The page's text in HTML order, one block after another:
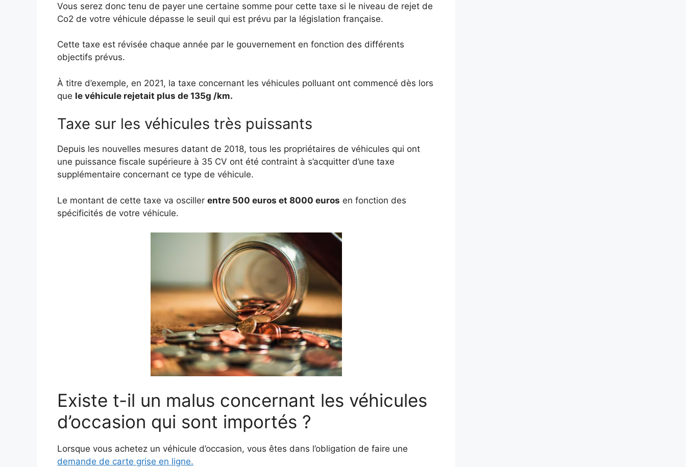
Vous serez donc tenu de payer une certaine somme pour cette taxe si le niveau de rejet de
Co2 de votre véhicule dépasse le seuil qui est prévu par la législation française.
Cette taxe est révisée chaque année par le gouvernement en fonction des différents
objectifs prévus.
À titre d’exemple, en 2021, la taxe concernant les véhicules polluant ont commencé dès lors
que le véhicule rejetait plus de 135g /km.
Taxe sur les véhicules très puissants
Depuis les nouvelles mesures datant de 2018, tous les propriétaires de véhicules qui ont
une puissance fiscale supérieure à 35 CV ont été contraint à s’acquitter d’une taxe
supplémentaire concernant ce type de véhicule.
Le montant de cette taxe va osciller entre 500 euros et 8000 euros en fonction des
spécificités de votre véhicule.
Existe t-il un malus concernant les véhicules
d’occasion qui sont importés ?
Lorsque vous achetez un véhicule d’occasion, vous êtes dans l’obligation de faire une
demande de carte grise en ligne.